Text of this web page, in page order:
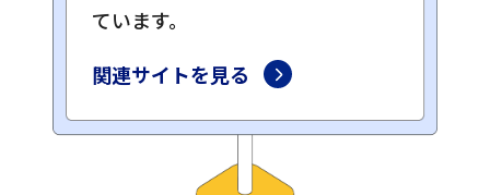
ています。
関連サイトを見る